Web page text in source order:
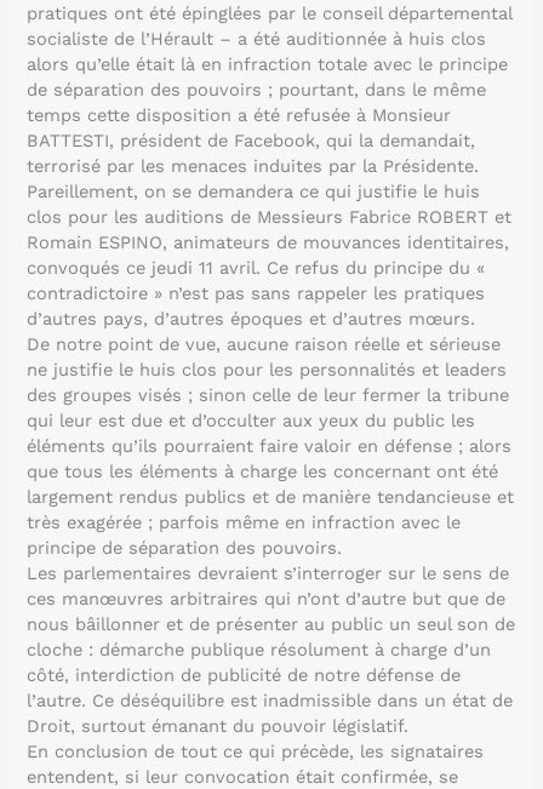
pratiques ont été épinglées par le conseil départemental
socialiste de l’Hérault – a été auditionnée à huis clos
alors qu’elle était là en infraction totale avec le principe
de séparation des pouvoirs ; pourtant, dans le même
temps cette disposition a été refusée à Monsieur
BATTESTI, président de Facebook, qui la demandait,
terrorisé par les menaces induites par la Présidente.
Pareillement, on se demandera ce qui justifie le huis
clos pour les auditions de Messieurs Fabrice ROBERT et
Romain ESPINO, animateurs de mouvances identitaires,
convoqués ce jeudi 11 avril. Ce refus du principe du «
contradictoire » n’est pas sans rappeler les pratiques
d’autres pays, d’autres époques et d’autres mœurs.
De notre point de vue, aucune raison réelle et sérieuse
ne justifie le huis clos pour les personnalités et leaders
des groupes visés ; sinon celle de leur fermer la tribune
qui leur est due et d’occulter aux yeux du public les
éléments qu’ils pourraient faire valoir en défense ; alors
que tous les éléments à charge les concernant ont été
largement rendus publics et de manière tendancieuse et
très exagérée ; parfois même en infraction avec le
principe de séparation des pouvoirs.
Les parlementaires devraient s’interroger sur le sens de
ces manœuvres arbitraires qui n’ont d’autre but que de
nous bâillonner et de présenter au public un seul son de
cloche : démarche publique résolument à charge d’un
côté, interdiction de publicité de notre défense de
l’autre. Ce déséquilibre est inadmissible dans un état de
Droit, surtout émanant du pouvoir législatif.
En conclusion de tout ce qui précède, les signataires
entendent, si leur convocation était confirmée, se